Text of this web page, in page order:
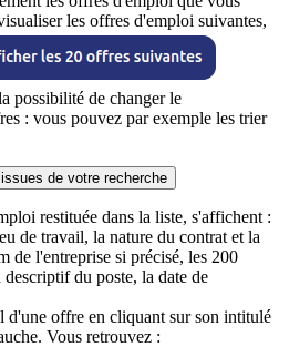
les offres d'emploi suivantes,
possibilité de changer le
: vous pouvez par exemple les trier
de votre recherche
restituée dans la liste, s'affichent :
de travail, la nature du contrat et la
de l'entreprise si précisé, les 200
descriptif du poste, la date de
d'une offre en cliquant sur son intitulé
Vous retrouvez :